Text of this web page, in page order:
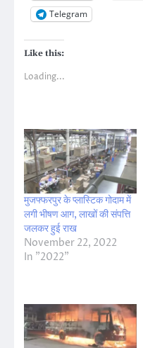
Telegram
Like this:
Loading...
मुजफ्फरपुर के प्लास्टिक गोदाम में
लगी भीषण आग, लाखों की संपत्ति
जलकर हुई राख
November 22, 2022
In "2022"